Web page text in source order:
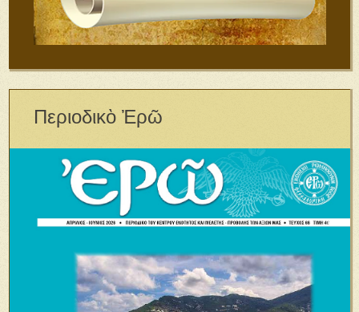
Περιοδικὸ Ἐρῶ